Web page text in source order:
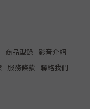
商品型錄
影音介紹
服務條款 聯絡我們